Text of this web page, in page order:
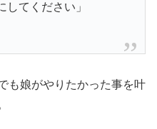
てください」
も娘がやりたかった事を叶